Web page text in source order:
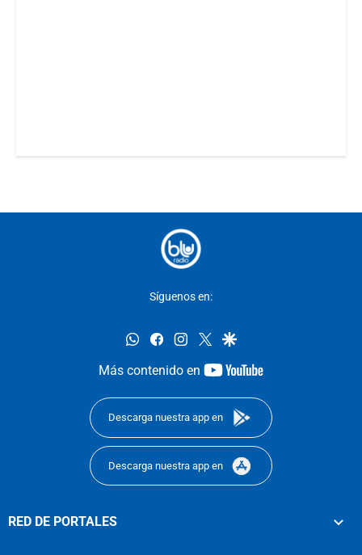
Síguenos en:
whatsappfacebookinstagram
twittergoogle
Más contenido en
youtube-
Descarga nuestra app en
Descarga nuestra app en
RED DE PORTALES